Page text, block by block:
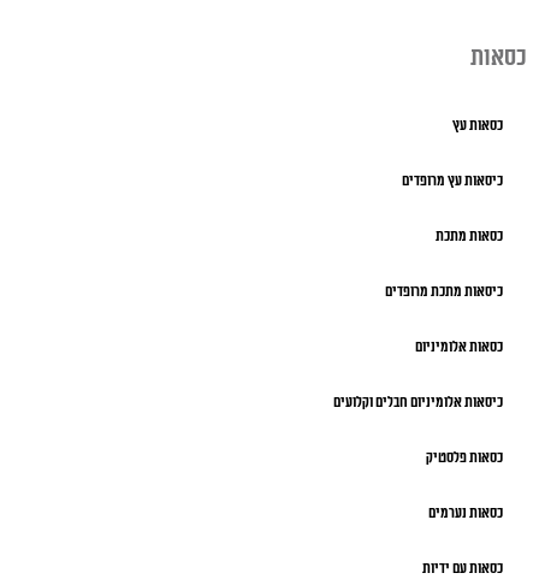
כסאות
כסאות עץ
כיסאות עץ מרופדים
כסאות מתכת
כיסאות מתכת מרופדים
כסאות אלומיניום
כיסאות אלומיניום חבלים וקלועים
כסאות פלסטיק
כסאות נערמים
כסאות עם ידיות